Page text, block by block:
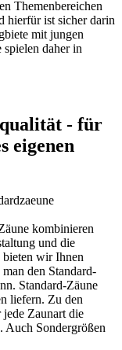
Themenbereichen
hierfür ist sicher darin
mit jungen
spielen daher in
- für
eigenen
kombinieren
und die
wir Ihnen
den Standard-
Standard-Zäune
liefern. Zu den
Zaunart die
. Auch Sondergrößen